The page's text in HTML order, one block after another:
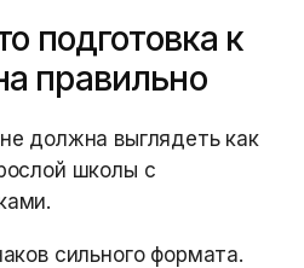
подготовка к
правильно
должна выглядеть как
школы с
сильного формата.